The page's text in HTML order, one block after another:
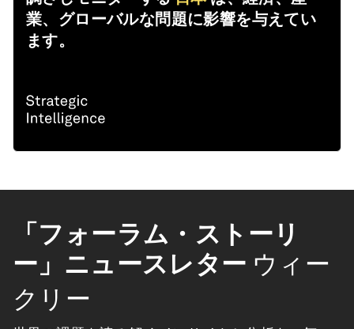
業、グローバルな問題に影響を与えてい
ます。
「フォーラム・ストーリ
ー」ニュースレター ウィー
クリー